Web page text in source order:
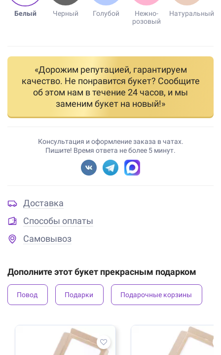
Белый Черный Голубой
Нежно-
розовый
Натуральный
«Дорожим репутацией, гарантируем
качество. Не понравится букет? Сообщите
об этом нам в течение 24 часов, и мы
заменим букет на новый!»
Консультация и оформление заказа в чатах.
Пишите! Время ответа не более 5 минут.
Доставка
Способы оплаты
Самовывоз
Дополните этот букет прекрасным подарком
Повод Подарки Подарочные корзины